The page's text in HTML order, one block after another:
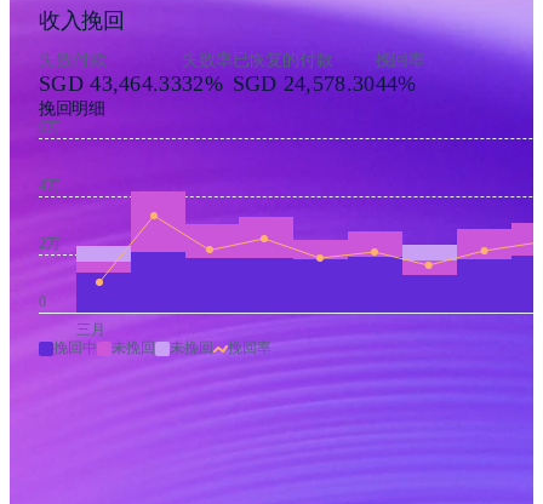
收入挽回
失败付款
SGD 43,464.33
失败率
32%
已恢复的付款
SGD 24,578.30
挽回率
44%
挽回明细
6万
4万
2万
0
三月
挽回中
未挽回 未挽回 挽回率